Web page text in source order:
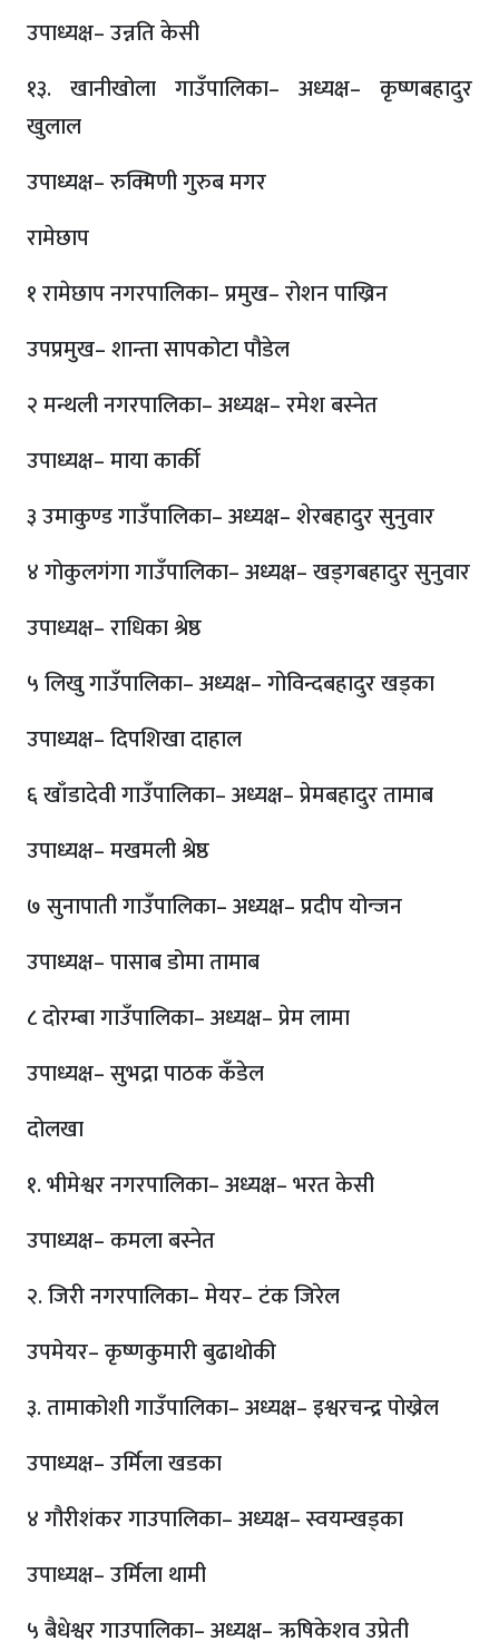
उपाध्यक्ष– उन्नति केसी
१३. खानीखोला गाउँपालिका– अध्यक्ष– कृष्णबहादुर
खुलाल
उपाध्यक्ष– रुक्मिणी गुरुब मगर
रामेछाप
१ रामेछाप नगरपालिका– प्रमुख– रोशन पाख्रिन
उपप्रमुख– शान्ता सापकोटा पौडेल
२ मन्थली नगरपालिका– अध्यक्ष– रमेश बस्नेत
उपाध्यक्ष– माया कार्की
३ उमाकुण्ड गाउँपालिका– अध्यक्ष– शेरबहादुर सुनुवार
४ गोकुलगंगा गाउँपालिका– अध्यक्ष– खड्गबहादुर सुनुवार
उपाध्यक्ष– राधिका श्रेष्ठ
५ लिखु गाउँपालिका– अध्यक्ष– गोविन्दबहादुर खड्का
उपाध्यक्ष– दिपशिखा दाहाल
६ खाँडादेवी गाउँपालिका– अध्यक्ष– प्रेमबहादुर तामाब
उपाध्यक्ष– मखमली श्रेष्ठ
७ सुनापाती गाउँपालिका– अध्यक्ष– प्रदीप योन्जन
उपाध्यक्ष– पासाब डोमा तामाब
८ दोरम्बा गाउँपालिका– अध्यक्ष– प्रेम लामा
उपाध्यक्ष– सुभद्रा पाठक कँडेल
दोलखा
१. भीमेश्वर नगरपालिका– अध्यक्ष– भरत केसी
उपाध्यक्ष– कमला बस्नेत
२. जिरी नगरपालिका– मेयर– टंक जिरेल
उपमेयर– कृष्णकुमारी बुढाथोकी
३. तामाकोशी गाउँपालिका– अध्यक्ष– इश्वरचन्द्र पोख्रेल
उपाध्यक्ष– उर्मिला खडका
४ गौरीशंकर गाउपालिका– अध्यक्ष– स्वयम्खड्का
उपाध्यक्ष– उर्मिला थामी
५ बैधेश्वर गाउपालिका– अध्यक्ष– ऋषिकेशव उप्रेती